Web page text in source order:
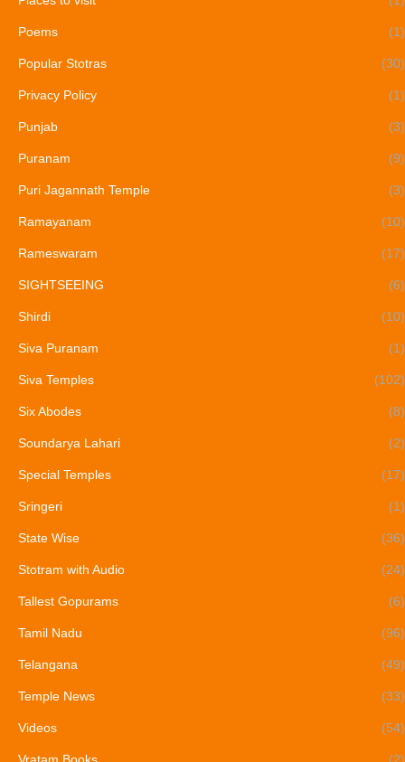
Poems (1)
Popular Stotras (30)
Privacy Policy (1)
Punjab (3)
Puranam (9)
Puri Jagannath Temple (3)
Ramayanam (10)
Rameswaram (17)
SIGHTSEEING (6)
Shirdi (10)
Siva Puranam (1)
Siva Temples (102)
Six Abodes (8)
Soundarya Lahari (2)
Special Temples (17)
Sringeri (1)
State Wise (36)
Stotram with Audio (24)
Tallest Gopurams (6)
Tamil Nadu (96)
Telangana (49)
Temple News (33)
Videos (54)
Vratam Books (2)